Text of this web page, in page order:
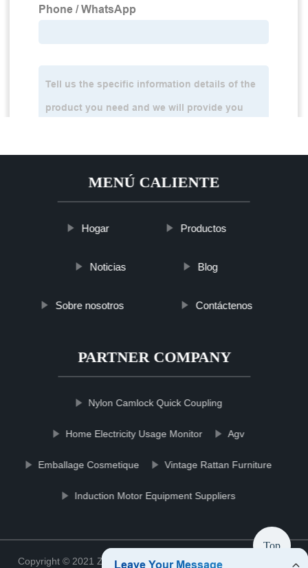
MENÚ CALIENTE
Hogar Productos
Noticias Blog
Sobre nosotros Contáctenos
PARTNER COMPANY
Nylon Camlock Quick Coupling
Home Electricity Usage Monitor Agv
Emballage Cosmetique Vintage Rattan Furniture
Induction Motor Equipment Suppliers
Copyright © 2021 Zhejiang filterccshop Filter Co., Ltd.
Top